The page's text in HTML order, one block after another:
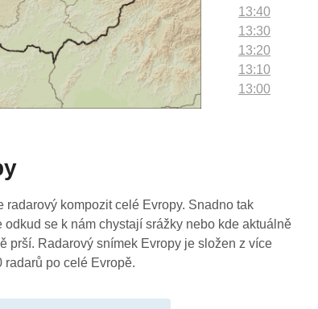
13:40
13:30
13:20
13:10
13:00
12:00
11:50
11:40
radarový kompozit celé Evropy. Snadno tak
odkud se k nám chystají srážky nebo kde aktuálně
prší. Radarový snímek Evropy je složen z více
radarů po celé Evropě.